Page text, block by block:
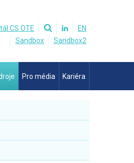
CS OTE
EN
Sandbox
Sandbox2
Pro média Kariéra